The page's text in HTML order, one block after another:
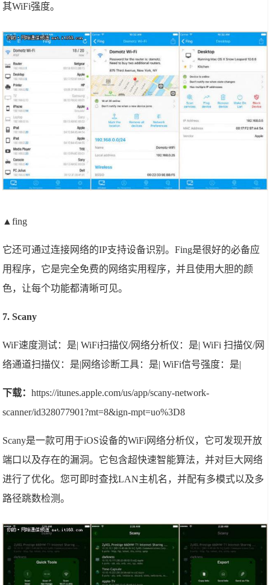
其WiFi强度。
▲fing
它还可通过连接网络的IP支持设备识别。Fing是很好的必备应
用程序，它是完全免费的网络实用程序，并且使用大胆的颜
色，让每个功能都清晰可见。
7. Scany
WiF速度测试：是| WiFi扫描仪/网络分析仪：是| WiFi 扫描仪/网
络通道扫描仪：是|网络诊断工具：是| WiFi信号强度：是|
下载：https://itunes.apple.com/us/app/scany-network-
scanner/id328077901?mt=8&ign-mpt=uo%3D8
Scany是一款可用于iOS设备的WiFi网络分析仪，它可发现开放
端口以及存在的漏洞。它包含超快速智能算法，并对巨大网络
进行了优化。您可即时查找LAN主机名，并配有多模式以及多
路径跳数检测。